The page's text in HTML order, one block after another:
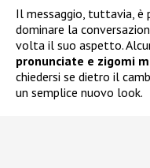
Il messaggio, tuttavia, è
dominare la
volta il suo aspetto.
pronunciate e zigomi
chiedersi se dietro il
un semplice nuovo look.